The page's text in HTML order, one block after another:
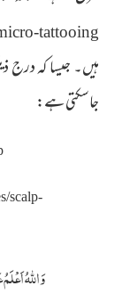
tattooing
ہیں۔ جیسا کہ درج
جاسکتی ہے:
scalp-
وَاللہُاَعْلَمُ